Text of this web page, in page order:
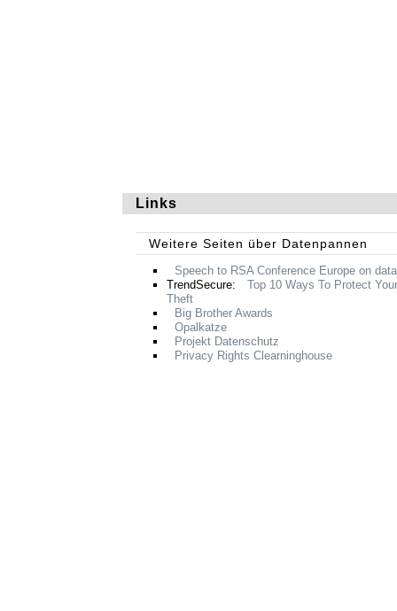
Links
Weitere Seiten über Datenpannen
Speech to RSAConference Europe on
TrendSecure:
Top 10 Ways To Protect
Theft
Big Brother Awards
Opalkatze
Projekt Datenschutz
Privacy Rights Clearninghouse